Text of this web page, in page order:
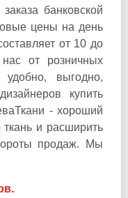
банковской
цены на день
от 10 до
от розничных
выгодно,
купить
- хороший
ткань и расширить
продаж. Мы